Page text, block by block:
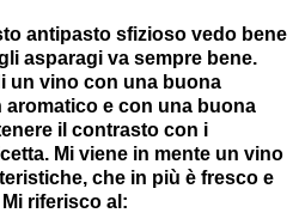
antipasto sfizioso vedo bene
asparagi va sempre bene.
un vino con una buona
e con una buona
il contrasto con i
Mi viene in mente un vino
che in più è fresco e
riferisco al: